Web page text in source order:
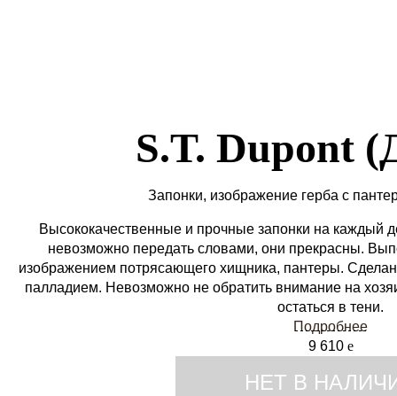
S.T. Dupont
Запонки, изображение герба с
Высококачественные и прочные запонки на каждый
невозможно передать словами, они прекрасны.
изображением потрясающего хищника, пантеры.
палладием. Невозможно не обратить внимание на
остаться в тени.
Подробнее
9 610 e
НЕТ В